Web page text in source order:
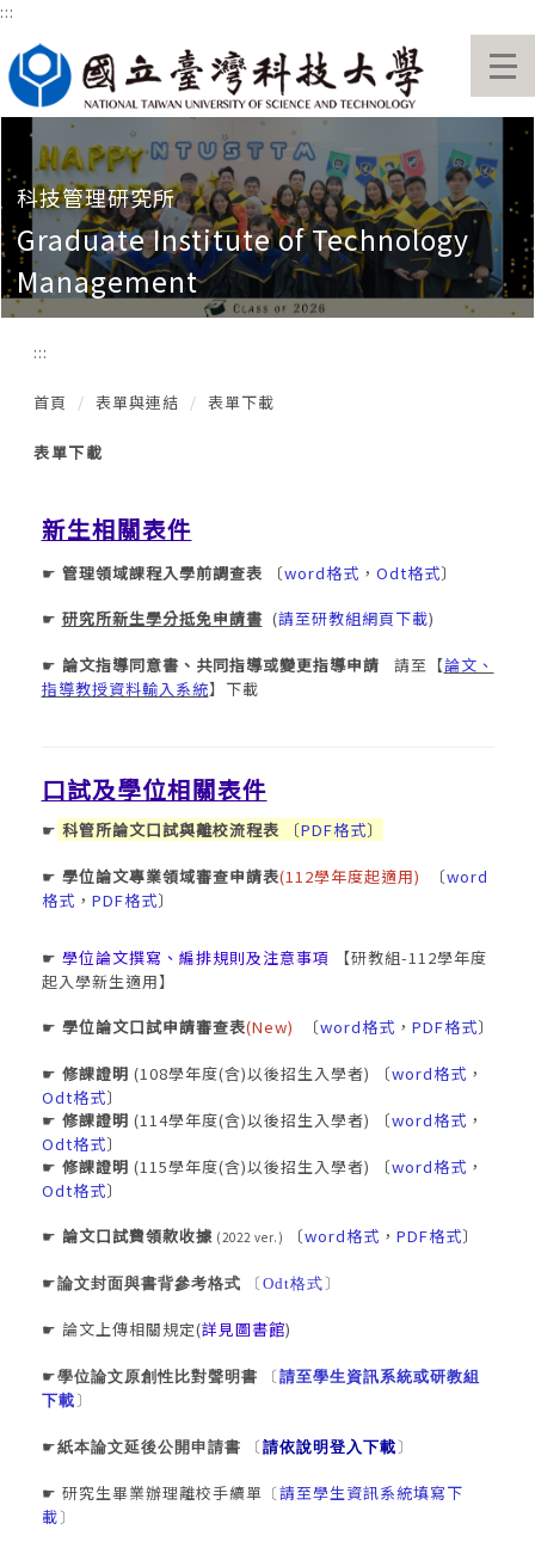
跳
主
要
內
:::
科技管理研究所
Graduate Institute of Technology
Management
:::
首頁 表單與連結 表單下載
表單下載
新生相關表件
☛ 管理領域課程入學前調查表 〔word格式 ， Odt格式〕
☛ 研究所新生學分抵免申請書 (請至研教組網頁下載)
☛ 論文指導同意書、 共同指導或變更指導申請 請至【論文、
指導教授資料輸入系統】下載
口試及學位相關表件
☛ 科管所論文口試與離校流程表 〔PDF格式〕
☛ 學位論文專業領域審查申請表(112學年度起適用) 〔word
格式 ， PDF格式〕
☛ 學位論文撰寫、編排規則及注意事項 【研教組-112學年度
起入學新生適用】
☛ 學位論文口試申請審查表(New) 〔word格式 ， PDF格式〕
☛ 修課證明 (108學年度(含)以後招生入學者) 〔word格式 ，
Odt格式〕
☛ 修課證明 (114學年度(含)以後招生入學者) 〔word格式 ，
Odt格式〕
☛ 修課證明 (115學年度(含)以後招生入學者) 〔word格式 ，
Odt格式〕
☛ 論文口試費領款收據 (2022 ver.) 〔word格式 ， PDF格式〕
☛論文封面與書背參考格式 〔Odt格式〕
☛ 論文上傳相關規定(詳見圖書館)
☛學位論文原創性比對聲明書 〔請至學生資訊系統或研教組
下載〕
☛紙本論文延後公開申請書 〔請依說明登入下載〕
☛ 研究生畢業辦理離校手續單 〔請至學生資訊系統填寫下
載〕